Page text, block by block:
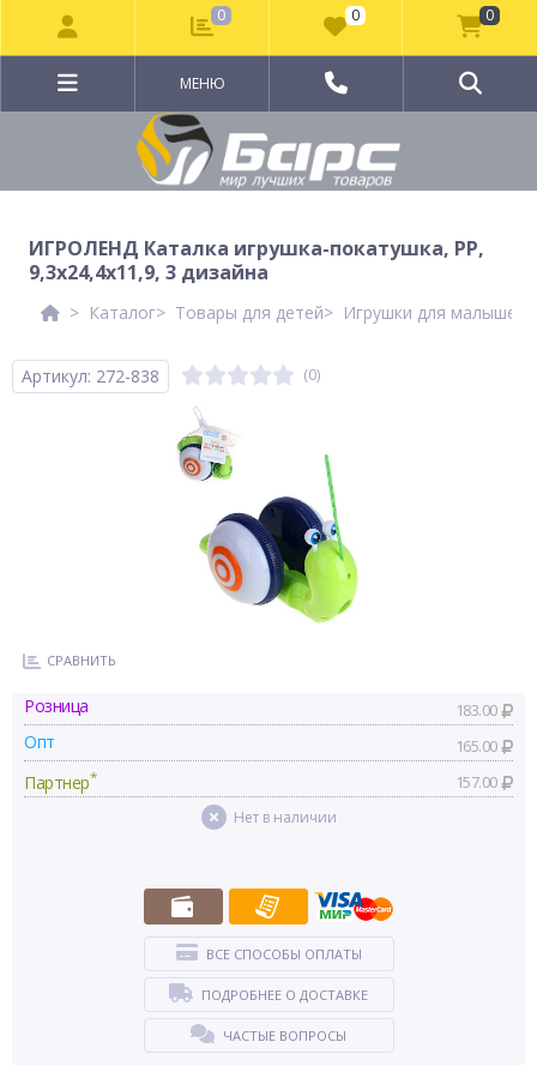
МЕНЮ
ИГРОЛЕНД Каталка игрушка-покатушка, PP,
9,3х24,4х11,9, 3 дизайна
Каталог Товары для детей Игрушки для малышей
Артикул: 272-838 (0)
СРАВНИТЬ
Розница 183.00
Опт 165.00
Партнер* 157.00
Нет в наличии
ВСЕ СПОСОБЫ ОПЛАТЫ
ПОДРОБНЕЕ О ДОСТАВКЕ
ЧАСТЫЕ ВОПРОСЫ
0 0 0